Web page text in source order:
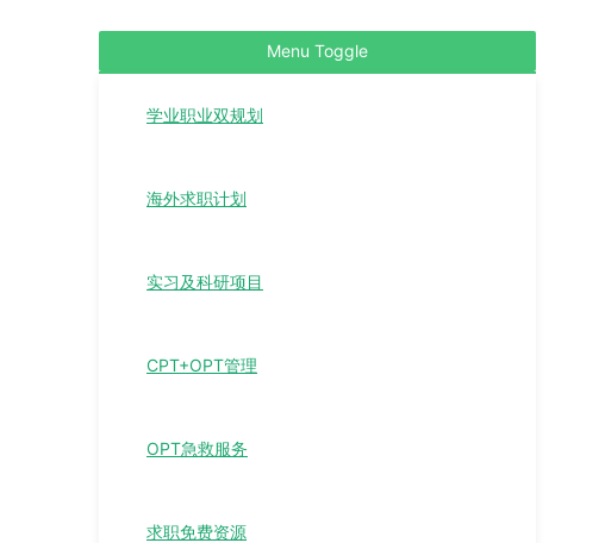
Menu Toggle
学业职业双规划
海外求职计划
实习及科研项目
CPT+OPT管理
OPT急救服务
求职免费资源